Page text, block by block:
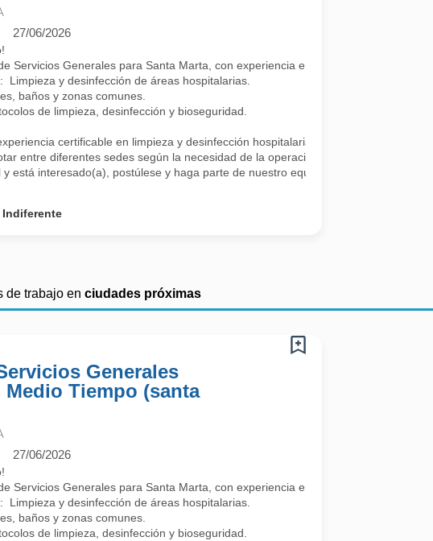
27/06/2026
Servicios Generales para Santa Marta, con experiencia en el área hospitalaria.
Limpieza y desinfección de áreas hospitalarias.
baños y zonas comunes.
de limpieza, desinfección y bioseguridad.
certificable en limpieza y desinfección hospitalaria.
entre diferentes sedes según la necesidad de la operación.
está interesado(a), postúlese y haga parte de nuestro equipo.
de trabajo en ciudades próximas
Generales
Tiempo (santa
27/06/2026
Servicios Generales para Santa Marta, con experiencia en el área hospitalaria.
Limpieza y desinfección de áreas hospitalarias.
baños y zonas comunes.
de limpieza, desinfección y bioseguridad.